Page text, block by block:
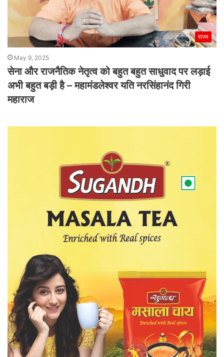
राज्य
May 9, 2025
सेना और राजनैतिक नेतृत्व को बहुत बहुत साधुवाद पर लड़ाई
अभी बहुत बड़ी है – महामंडलेश्वर यति नरसिंहानंद गिरी
महाराज